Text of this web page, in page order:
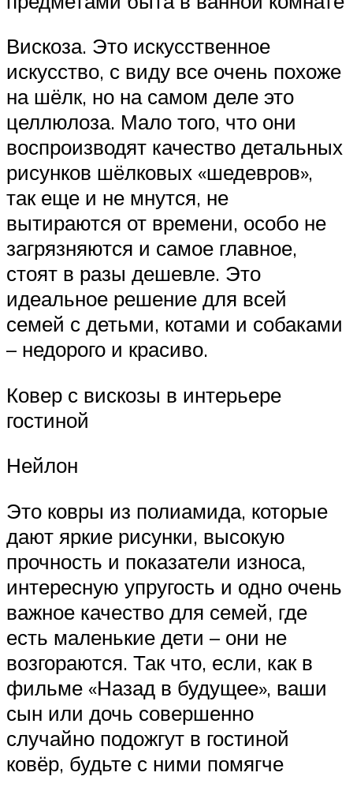
Вискоза. Это искусственное
искусство, с виду все очень похоже
на шёлк, но на самом деле это
целлюлоза. Мало того, что они
воспроизводят качество детальных
рисунков шёлковых «шедевров»,
так еще и не мнутся, не
вытираются от времени, особо не
загрязняются и самое главное,
стоят в разы дешевле. Это
идеальное решение для всей
семей с детьми, котами и собаками
– недорого и красиво.
Ковер с вискозы в интерьере
гостиной
Нейлон
Это ковры из полиамида, которые
дают яркие рисунки, высокую
прочность и показатели износа,
интересную упругость и одно очень
важное качество для семей, где
есть маленькие дети – они не
возгораются. Так что, если, как в
фильме «Назад в будущее», ваши
сын или дочь совершенно
случайно подожгут в гостиной
ковёр, будьте с ними помягче